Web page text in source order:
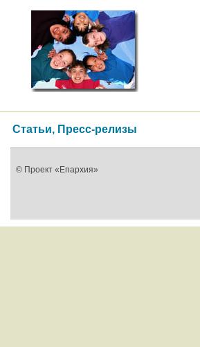
Статьи, Пресс-релизы
© Проект «Епархия»